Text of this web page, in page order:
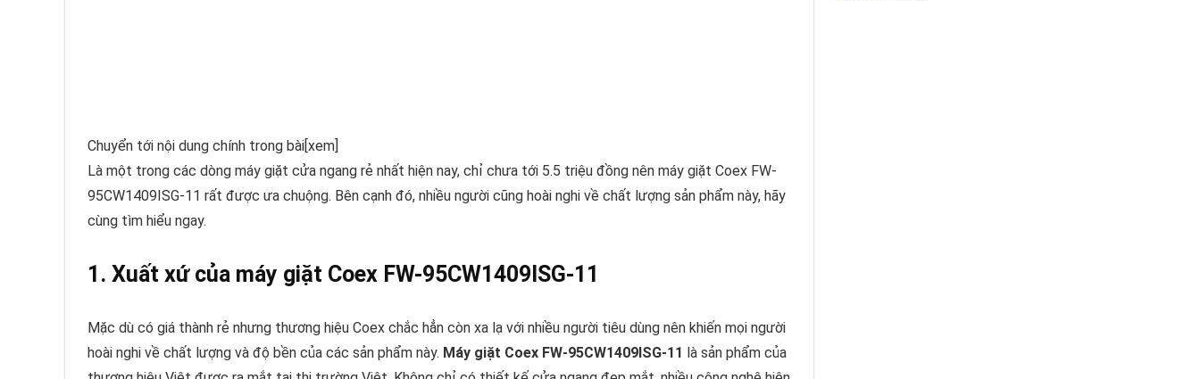
Chuyển tới nội dung chính trong bài[xem]
Là một trong các dòng máy giặt cửa ngang rẻ nhất hiện nay, chỉ chưa tới 5.5 triệu đồng nên máy giặt Coex FW-
95CW1409ISG-11 rất được ưa chuộng. Bên cạnh đó, nhiều người cũng hoài nghi về chất lượng sản phẩm này, hãy
cùng tìm hiểu ngay.
1. Xuất xứ của máy giặt Coex FW-95CW1409ISG-11
Mặc dù có giá thành rẻ nhưng thương hiệu Coex chắc hẳn còn xa lạ với nhiều người tiêu dùng nên khiến mọi người
hoài nghi về chất lượng và độ bền của các sản phẩm này. Máy giặt Coex FW-95CW1409ISG-11 là sản phẩm của